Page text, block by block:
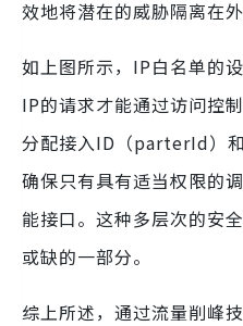
效地将潜在的威胁隔离在外
如上图所示，IP白名单的
IP的请求才能通过访问控
分配接入ID（parterId）
确保只有具有适当权限的
能接口。这种多层次的安
或缺的一部分。
综上所述，通过流量削峰